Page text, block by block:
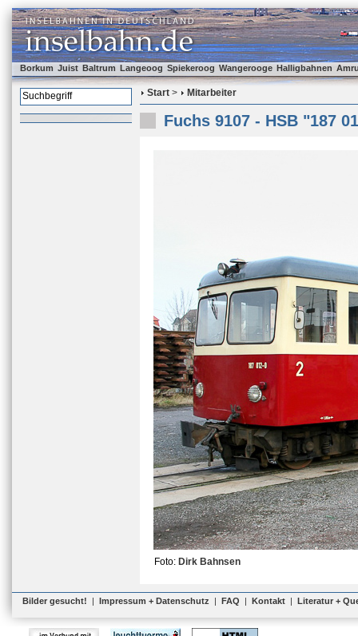
Borkum Juist Baltrum Langeoog Spiekeroog Wangerooge Halligbahnen
Start > Mitarbeiter
Fuchs 9107 - HSB "187
Foto: Dirk Bahnsen
Bilder gesucht! | Impressum + Datenschutz | FAQ | Kontakt | Literatur +